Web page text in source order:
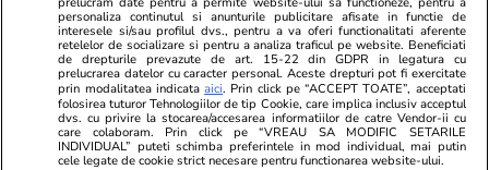
Ştiri 16:31
5 oferte de neratat la Kaufland, Lidl, Carrefour
și Mega Image. Ce merită să cumperi zilele
acestea
personaliza continutul si anunturile publicitare afisate in functie de
interesele si/sau profilul dvs., pentru a va oferi functionalitati aferente
retelelor de socializare si pentru a analiza traficul pe website. Beneficiati
de drepturile prevazute de art. 15-22 din GDPR in legatura cu
prelucrarea datelor cu caracter personal. Aceste drepturi pot fi exercitate
prin modalitatea indicataaici. Prin click pe “ACCEPT TOATE”, acceptati
folosirea tuturor Tehnologiilor de tip Cookie, care implica inclusiv acceptul
dvs. cu privire la stocarea/accesarea informatiilor de catre Vendor-ii cu
care colaboram. Prin click pe “VREAU SA MODIFIC SETARILE
INDIVIDUAL” puteti schimba preferintele in mod individual, mai putin
cele legate de cookie strict necesare pentru functionarea website-ului.